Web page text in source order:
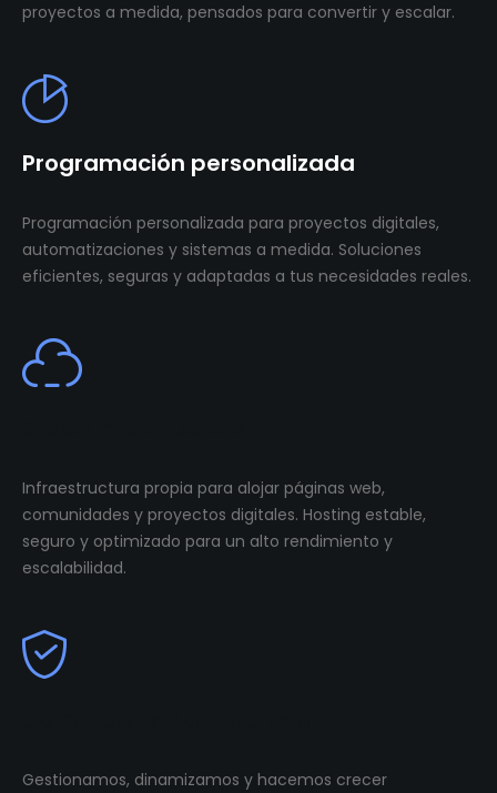
proyectos a medida, pensados para convertir y escalar.
Programación personalizada
Programación personalizada para proyectos digitales,
automatizaciones y sistemas a medida. Soluciones
eficientes, seguras y adaptadas a tus necesidades reales.
Infraestructura propia para alojar páginas web,
comunidades y proyectos digitales. Hosting estable,
seguro y optimizado para un alto rendimiento y
escalabilidad.
Gestionamos, dinamizamos y hacemos crecer